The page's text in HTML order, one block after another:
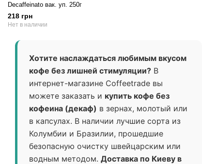
Decaffeinato вак. уп. 250г
218 грн
Нет в наличии
Хотите наслаждаться любимым вкусом
кофе без лишней стимуляции? В
интернет-магазине Coffeetrade вы
можете заказать и купить кофе без
кофеина (декаф) в зернах, молотый или
в капсулах. В наличии лучшие сорта из
Колумбии и Бразилии, прошедшие
безопасную очистку швейцарским или
водным методом. Доставка по Киеву в